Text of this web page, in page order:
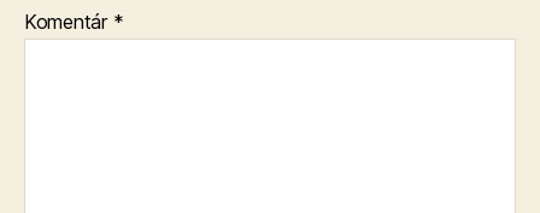
Komentár *